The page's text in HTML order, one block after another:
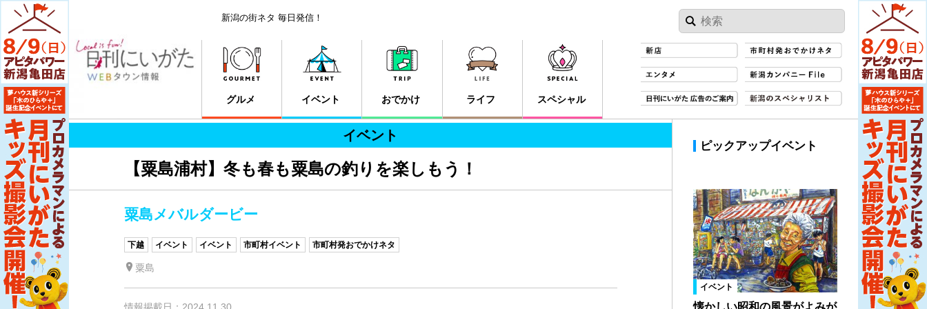
新潟の街ネタ 毎日発信！
グルメ イベント おでかけ ライフ スペシャル
イベント
【粟島浦村】冬も春も粟島の釣りを楽しもう！
粟島メバルダービー
下越 イベント イベント 市町村イベント 市町村発おでかけネタ
粟島
情報掲載日：2024.11.30
ピックアップイベント
イベント